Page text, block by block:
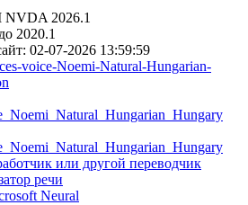
NVDA 2026.1
2020.1
02-07-2026 13:59:59
voice-Noemi-Natural-Hungarian-
или другой переводчик
речи
Neural